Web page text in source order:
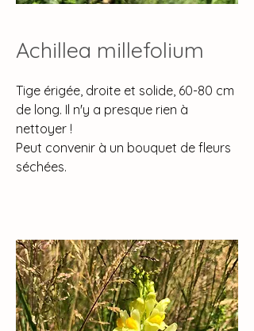
Achillea millefolium
Tige érigée, droite et solide, 60-80 cm
de long. Il n'y a presque rien à
nettoyer !
Peut convenir à un bouquet de fleurs
séchées.